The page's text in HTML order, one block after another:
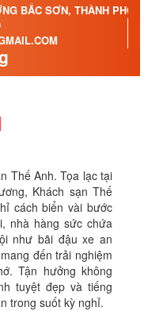
BẮC SƠN, THÀNH PHỐ
Thế Anh. Tọa lạc tại
Khách sạn Thế
cách biển vài bước
nhà hàng sức chứa
như bãi đậu xe an
đến trải nghiệm
Tận hưởng không
tuyệt đẹp và tiếng
trong suốt kỳ nghỉ.